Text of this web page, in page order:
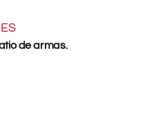
de armas.